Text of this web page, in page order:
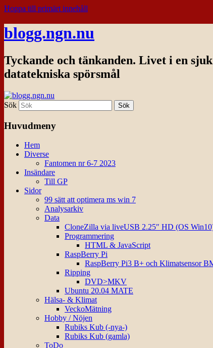
Hoppa till primärt innehåll
blogg.ngn.nu
Tyckande och tänkanden. Livet i en
datatekniska spörsmål
Sök
Huvudmeny
Hem
Diverse
Fantomen nr 6-7 2023
Insändare
Till GP
Sidor
99 sätt att optimera ms win 7
Analysarkiv
Data
CloneZilla via liveUSB 2.25″ HD (OS
Programmering
HTML & JavaScript
RaspBerry Pi
RaspBerry Pi3 B+ och Klimatsensor
Ripping
DVD>MKV
Ubuntu 20.04 MATE
Hälsa- & Klimat
VeckoMätning
Hobby / Nöjen
Rubiks Kub (-nya-)
Rubiks Kub (gamla)
ToDo